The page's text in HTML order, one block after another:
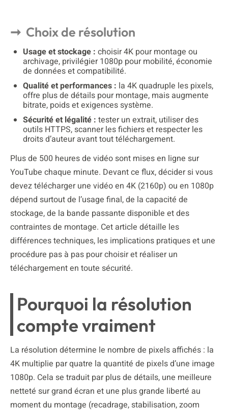
Choix de résolution
Usage et stockage : choisir 4K pour montage ou
archivage, privilégier 1080p pour mobilité, économie
de données et compatibilité.
Qualité et performances : la 4K quadruple les pixels,
offre plus de détails pour montage, mais augmente
bitrate, poids et exigences système.
Sécurité et légalité : tester un extrait, utiliser des
outils HTTPS, scanner les fichiers et respecter les
droits d’auteur avant tout téléchargement.
Plus de 500 heures de vidéo sont mises en ligne sur
YouTube chaque minute. Devant ce flux, décider si vous
devez télécharger une vidéo en 4K (2160p) ou en 1080p
dépend surtout de l’usage final, de la capacité de
stockage, de la bande passante disponible et des
contraintes de montage. Cet article détaille les
différences techniques, les implications pratiques et une
procédure pas à pas pour choisir et réaliser un
téléchargement en toute sécurité.
Pourquoi la résolution
compte vraiment
La résolution détermine le nombre de pixels affichés : la
4K multiplie par quatre la quantité de pixels d’une image
1080p. Cela se traduit par plus de détails, une meilleure
netteté sur grand écran et une plus grande liberté au
moment du montage (recadrage, stabilisation, zoom